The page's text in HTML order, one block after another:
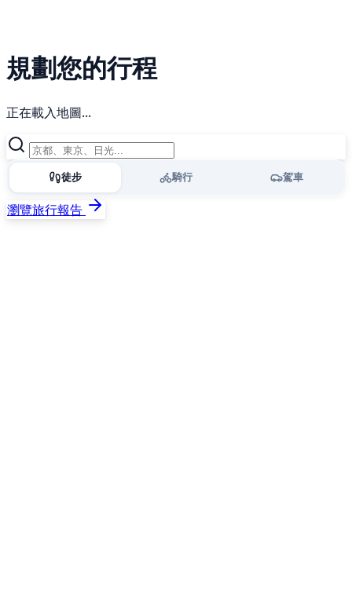
規劃您的行程
正在載入地圖...
徒步 騎行 駕車
瀏覽旅行報告